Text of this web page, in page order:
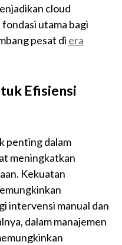
cloud
utama bagi
pesat di era
Efisiensi
penting dalam
meningkatkan
Kekuatan
intervensi manual dan
dalam manajemen